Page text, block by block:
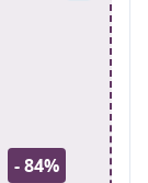
- 84%